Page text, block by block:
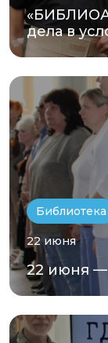
дела в
Библиотека
22 июня
22 июня —